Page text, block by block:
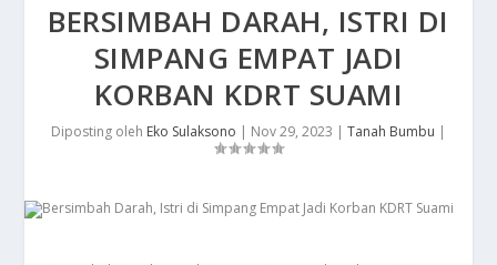
BERSIMBAH DARAH, ISTRI DI
SIMPANG EMPAT JADI
KORBAN KDRT SUAMI
Diposting oleh Eko Sulaksono | Nov 29, 2023 | Tanah Bumbu |